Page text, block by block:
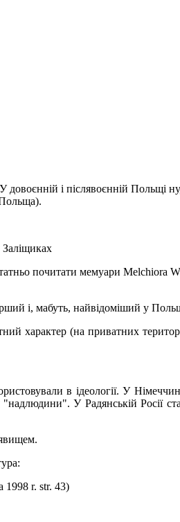
довоєнній і післявоєнній Польщі
почитати мемуари Melchiora
і, мабуть, найвідоміший у
(на приватних
в ідеології. У
У Радянській Росії
1998 r. str. 43)